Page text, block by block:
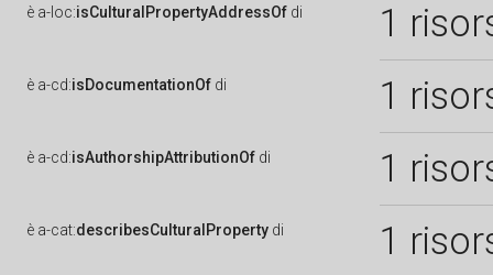
è a-loc:isCulturalPropertyAddressOf di 1
è a-cd:isDocumentationOf di 1
è a-cd:isAuthorshipAttributionOf di 1
è a-cat:describesCulturalProperty di 1